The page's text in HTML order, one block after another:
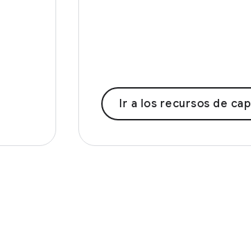
Ir a los recursos de capacitación